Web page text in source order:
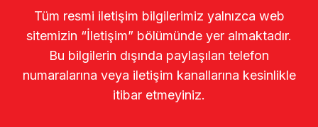
Tüm resmi iletişim bilgilerimiz yalnızca web
sitemizin “İletişim” bölümünde yer almaktadır.
Bu bilgilerin dışında paylaşılan telefon
numaralarına veya iletişim kanallarına kesinlikle
itibar etmeyiniz.